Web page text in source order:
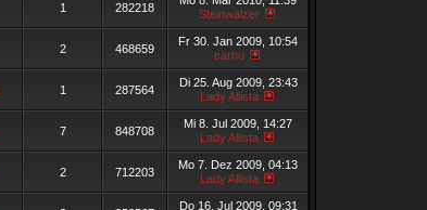
1 282218
Steinwälzer
2 468659
Fr 30. Jan 2009, 10:54
carhu
1 287564
Di 25. Aug 2009, 23:43
Lady Allista
7 848708
Mi 8. Jul 2009, 14:27
Lady Allista
2 712203
Mo 7. Dez 2009, 04:13
Lady Allista
Do 16. Jul 2009, 09:31